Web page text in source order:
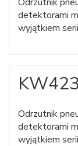
detektorami
wyjątkiem
Odrzutnik
detektorami
wyjątkiem